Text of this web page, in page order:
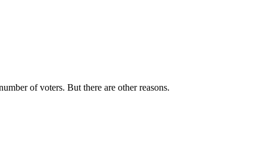
of voters. But there are other reasons.